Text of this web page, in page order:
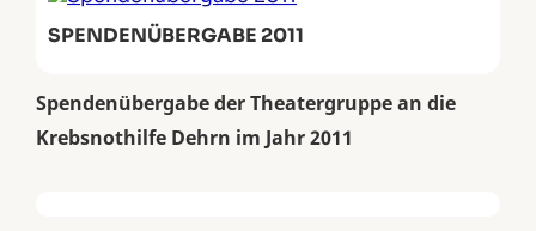
SPENDENÜBERGABE 2011
Spendenübergabe der Theatergruppe an die
Krebsnothilfe Dehrn im Jahr 2011